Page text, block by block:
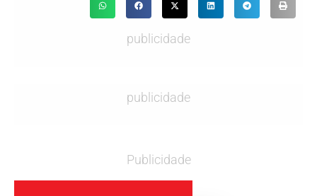
publicidade
publicidade
Publicidade